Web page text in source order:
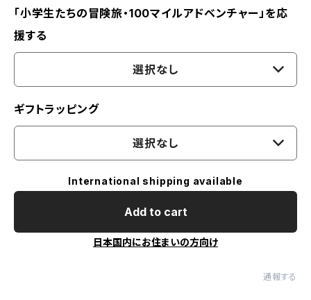
「小学生たちの冒険旅・100マイルアドベンチャー」を応
援する
選択なし
ギフトラッピング
選択なし
International shipping available
Add to cart
日本国内にお住まいの方向け
通報する